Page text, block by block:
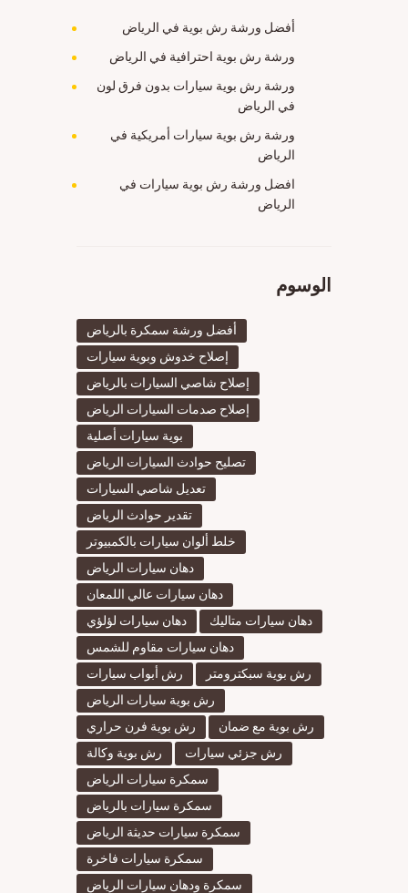
أفضل ورشة رش بوية في الرياض
ورشة رش بوية احترافية في الرياض
ورشة رش بوية سيارات بدون فرق لون
في الرياض
ورشة رش بوية سيارات أمريكية في
الرياض
افضل ورشة رش بوية سيارات في
الرياض
الوسوم
أفضل ورشة سمكرة بالرياض
إصلاح خدوش وبوية سيارات
إصلاح شاصي السيارات بالرياض
إصلاح صدمات السيارات الرياض
بوية سيارات أصلية
تصليح حوادث السيارات الرياض
تعديل شاصي السيارات
تقدير حوادث الرياض
خلط ألوان سيارات بالكمبيوتر
دهان سيارات الرياض
دهان سيارات عالي اللمعان
دهان سيارات لؤلؤي
دهان سيارات متاليك
دهان سيارات مقاوم للشمس
رش أبواب سيارات
رش بوية سبكترومتر
رش بوية سيارات الرياض
رش بوية فرن حراري
رش بوية مع ضمان
رش بوية وكالة
رش جزئي سيارات
سمكرة سيارات الرياض
سمكرة سيارات بالرياض
سمكرة سيارات حديثة الرياض
سمكرة سيارات فاخرة
سمكرة ودهان سيارات الرياض